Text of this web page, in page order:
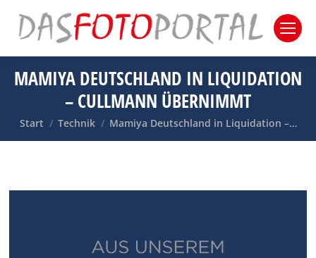
MAMIYA DEUTSCHLAND IN LIQUIDATION
– CULLMANN ÜBERNIMMT
Sie befinden sich hier:
Start Technik Mamiya Deutschland in Liquidation –…